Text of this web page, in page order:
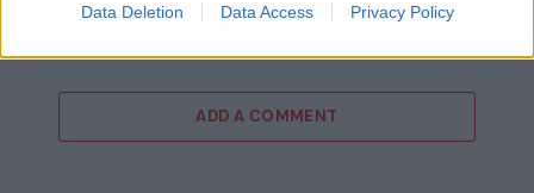
Data Deletion Data Access Privacy Policy
συνέδρια στις 4 Νοεμβρίου!
ADD A COMMENT